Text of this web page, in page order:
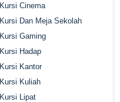
Kursi Cinema
Kursi Dan Meja Sekolah
Kursi Gaming
Kursi Hadap
Kursi Kantor
Kursi Kuliah
Kursi Lipat